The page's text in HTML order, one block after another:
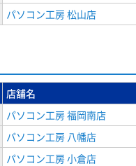
パソコン工房 松山店
店舗名
パソコン工房 福岡南店
パソコン工房 八幡店
パソコン工房 小倉店